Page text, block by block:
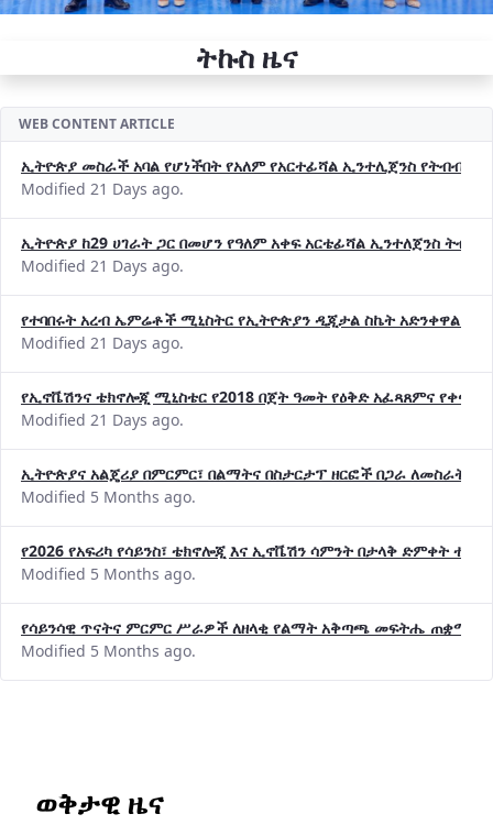
ትኩስ ዜና
WEB CONTENT ARTICLE
ኢትዮጵያ መስራች አባል የሆነችበት የአለም የአርተፊሻል ኢንተሊጀንስ የትብብር
Modified 21 Days ago.
ኢትዮጵያ ከ29 ሀገራት ጋር በመሆን የዓለም አቀፍ አርቴፊሻል ኢንተለጀንስ
Modified 21 Days ago.
የተባበሩት አረብ ኤምሬቶች ሚኒስትር የኢትዮጵያን ዲጂታል ስኬት አድንቀዋል
Modified 21 Days ago.
የኢኖቬሽንና ቴክኖሎጂ ሚኒስቴር የ2018 በጀት ዓመት የዕቅድ አፈጻጸምና
Modified 21 Days ago.
ኢትዮጵያና አልጄሪያ በምርምር፣ በልማትና በስታርታፕ ዘርፎች በጋራ ለመስራት
Modified 5 Months ago.
የ2026 የአፍሪካ የሳይንስ፣ ቴክኖሎጂ እና ኢኖቬሽን ሳምንት በታላቅ ድምቀት
Modified 5 Months ago.
የሳይንሳዊ ጥናትና ምርምር ሥራዎች ለዘላቂ የልማት አቅጣጫ መፍትሔ ጠቋሚ
Modified 5 Months ago.
ወቅታዊ ዜና